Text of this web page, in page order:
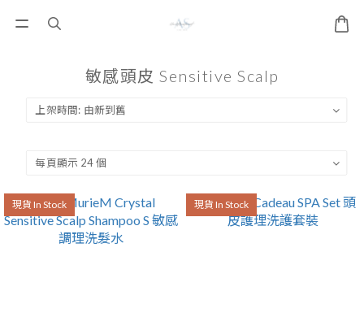
敏感頭皮 Sensitive Scalp
現貨 In Stock 現貨 In Stock